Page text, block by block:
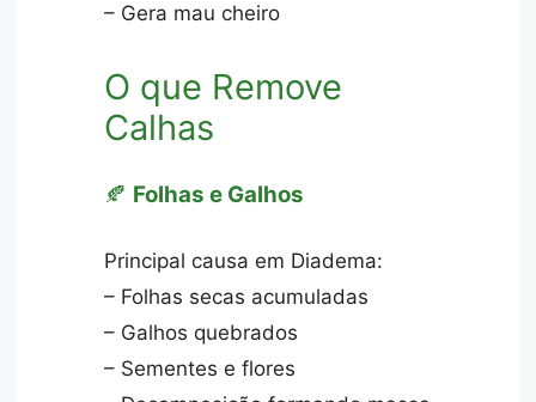
– Gera mau cheiro
O que Remove
Calhas
🍂 Folhas e Galhos
Principal causa em Diadema:
– Folhas secas acumuladas
– Galhos quebrados
– Sementes e flores